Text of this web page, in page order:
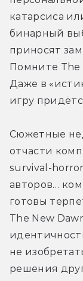
катарсиса
бинарный
приносят
Помните The
Даже в
игру
Сюжетные
отчасти
survival-
авторов…
готовы
The New
не
решения